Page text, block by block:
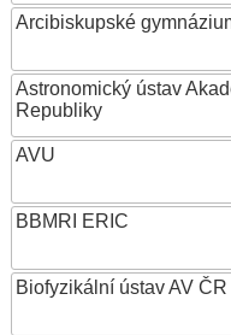
Arcibiskupské
Astronomický ústav
Republiky
AVU
BBMRI ERIC
Biofyzikální ústav AV ČR